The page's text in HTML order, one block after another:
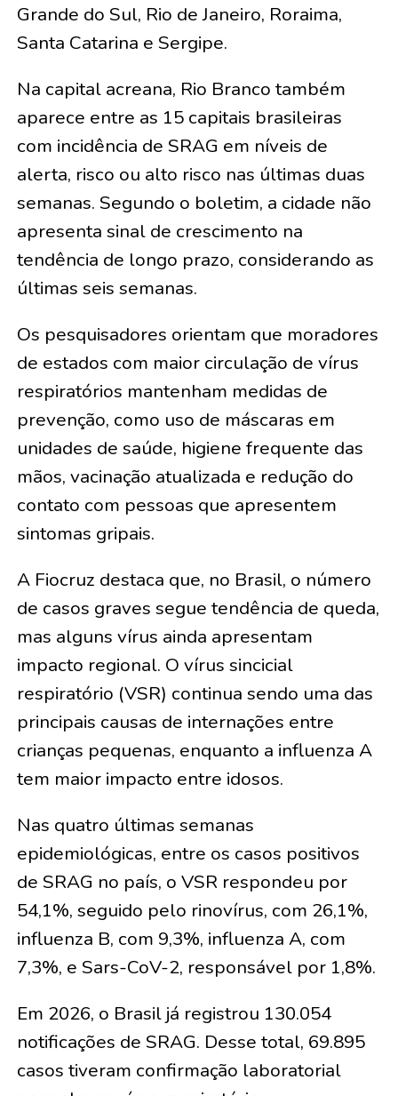
Grande do Sul, Rio de Janeiro, Roraima,
Santa Catarina e Sergipe.
Na capital acreana, Rio Branco também
aparece entre as 15 capitais brasileiras
com incidência de SRAG em níveis de
alerta, risco ou alto risco nas últimas duas
semanas. Segundo o boletim, a cidade não
apresenta sinal de crescimento na
tendência de longo prazo, considerando as
últimas seis semanas.
Os pesquisadores orientam que moradores
de estados com maior circulação de vírus
respiratórios mantenham medidas de
prevenção, como uso de máscaras em
unidades de saúde, higiene frequente das
mãos, vacinação atualizada e redução do
contato com pessoas que apresentem
sintomas gripais.
A Fiocruz destaca que, no Brasil, o número
de casos graves segue tendência de queda,
mas alguns vírus ainda apresentam
impacto regional. O vírus sincicial
respiratório (VSR) continua sendo uma das
principais causas de internações entre
crianças pequenas, enquanto a influenza A
tem maior impacto entre idosos.
Nas quatro últimas semanas
epidemiológicas, entre os casos positivos
de SRAG no país, o VSR respondeu por
54,1%, seguido pelo rinovírus, com 26,1%,
influenza B, com 9,3%, influenza A, com
7,3%, e Sars-CoV-2, responsável por 1,8%.
Em 2026, o Brasil já registrou 130.054
notificações de SRAG. Desse total, 69.895
casos tiveram confirmação laboratorial